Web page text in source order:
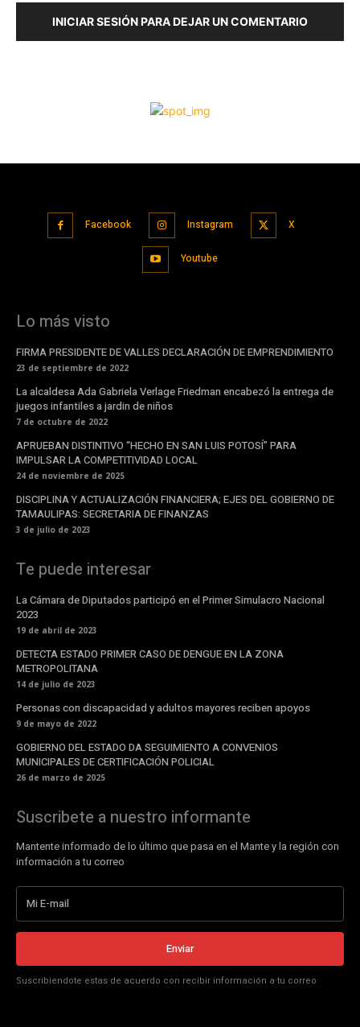
Facebook Instagram X
Youtube
Lo más visto
FIRMA PRESIDENTE DE VALLES DECLARACIÓN DE EMPRENDIMIENTO
23 de septiembre de 2022
La alcaldesa Ada Gabriela Verlage Friedman encabezó la entrega de
juegos infantiles a jardin de niños
7 de octubre de 2022
APRUEBAN DISTINTIVO “HECHO EN SAN LUIS POTOSÍ” PARA
IMPULSAR LA COMPETITIVIDAD LOCAL
24 de noviembre de 2025
DISCIPLINA Y ACTUALIZACIÓN FINANCIERA; EJES DEL GOBIERNO DE
TAMAULIPAS: SECRETARIA DE FINANZAS
3 de julio de 2023
Te puede interesar
La Cámara de Diputados participó en el Primer Simulacro Nacional
2023
19 de abril de 2023
DETECTA ESTADO PRIMER CASO DE DENGUE EN LA ZONA
METROPOLITANA
14 de julio de 2023
Personas con discapacidad y adultos mayores reciben apoyos
9 de mayo de 2022
GOBIERNO DEL ESTADO DA SEGUIMIENTO A CONVENIOS
MUNICIPALES DE CERTIFICACIÓN POLICIAL
26 de marzo de 2025
Suscribete a nuestro informante
Mantente informado de lo último que pasa en el Mante y la región con
información a tu correo
Enviar
Suscribiendote estas de acuerdo con recibir información a tu correo